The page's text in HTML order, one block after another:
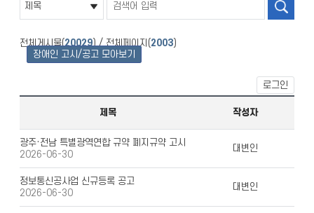
전체게시물(20029) / 전체페이지(2003)
장애인 고시/공고 모아보기
로그인
제목 작성자
광주·전남 특별광역연합 규약 폐지규약 고시
2026-06-30
대변인
정보통신공사업 신규등록 공고
2026-06-30
대변인